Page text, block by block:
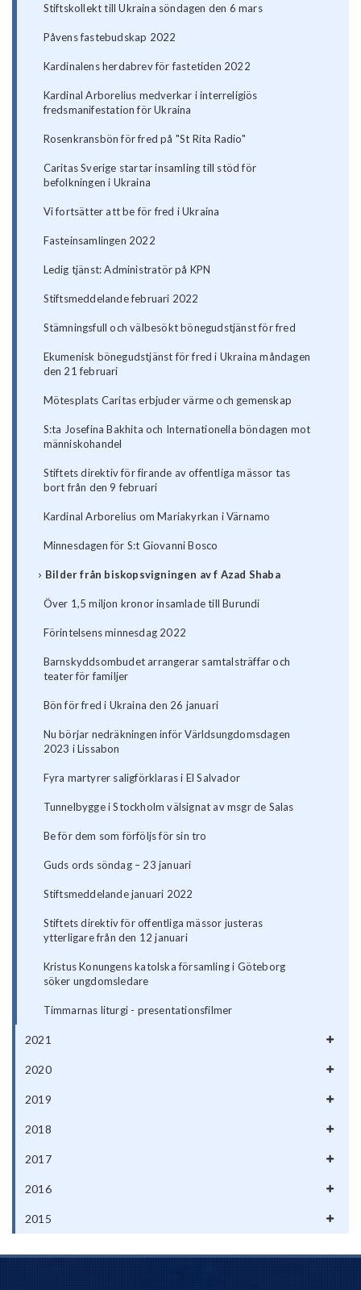
Stiftskollekt till Ukraina söndagen den 6 mars
Påvens fastebudskap 2022
Kardinalens herdabrev för fastetiden 2022
Kardinal Arborelius medverkar i interreligiös
fredsmanifestation för Ukraina
Rosenkransbön för fred på "St Rita Radio"
Caritas Sverige startar insamling till stöd för
befolkningen i Ukraina
Vi fortsätter att be för fred i Ukraina
Fasteinsamlingen 2022
Ledig tjänst: Administratör på KPN
Stiftsmeddelande februari 2022
Stämningsfull och välbesökt bönegudstjänst för fred
Ekumenisk bönegudstjänst för fred i Ukraina måndagen
den 21 februari
Mötesplats Caritas erbjuder värme och gemenskap
S:ta Josefina Bakhita och Internationella böndagen mot
människohandel
Stiftets direktiv för firande av offentliga mässor tas
bort från den 9 februari
Kardinal Arborelius om Mariakyrkan i Värnamo
Minnesdagen för S:t Giovanni Bosco
Bilder från biskopsvigningen av f Azad Shaba
Över 1,5 miljon kronor insamlade till Burundi
Förintelsens minnesdag 2022
Barnskyddsombudet arrangerar samtalsträffar och
teater för familjer
Bön för fred i Ukraina den 26 januari
Nu börjar nedräkningen inför Världsungdomsdagen
2023 i Lissabon
Fyra martyrer saligförklaras i El Salvador
Tunnelbygge i Stockholm välsignat av msgr de Salas
Be för dem som förföljs för sin tro
Guds ords söndag – 23 januari
Stiftsmeddelande januari 2022
Stiftets direktiv för offentliga mässor justeras
ytterligare från den 12 januari
Kristus Konungens katolska församling i Göteborg
söker ungdomsledare
Timmarnas liturgi - presentationsfilmer
2021
2020
2019
2018
2017
2016
2015